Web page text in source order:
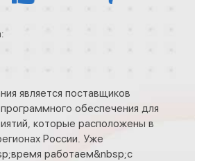
является поставщиков
обеспечения для
которые расположены в
России. Уже
работаем&nbsp;с